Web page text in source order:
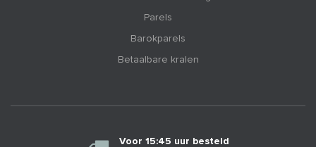
Parels
Barokparels
Betaalbare kralen
Voor 15:45 uur besteld